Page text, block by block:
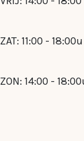
ZAT: 11:00 - 18:00u
ZON: 14:00 -